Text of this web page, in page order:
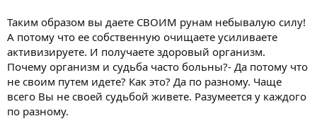
Таким образом вы даете СВОИМ рунам небывалую силу!
А потому что ее собственную очищаете усиливаете
активизируете. И получаете здоровый организм.
Почему организм и судьба часто больны?- Да потому что
не своим путем идете? Как это? Да по разному. Чаще
всего Вы не своей судьбой живете. Разумеется у каждого
по разному.